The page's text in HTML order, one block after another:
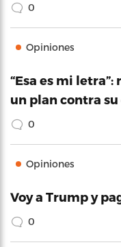
0
Opiniones
“Esa es mi
un plan contra su
0
Opiniones
Voy a Trump y
0